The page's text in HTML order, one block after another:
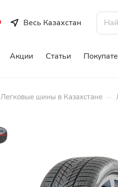
Весь Казахстан
Акции Статьи
Легковые шины в Казахстане –